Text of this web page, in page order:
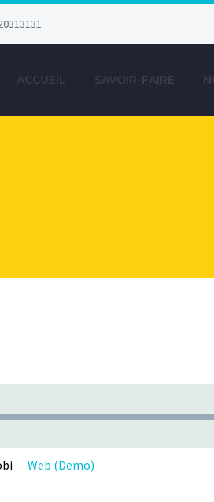
ACCUEIL SAVOIR-FAIRE
Web (Demo)